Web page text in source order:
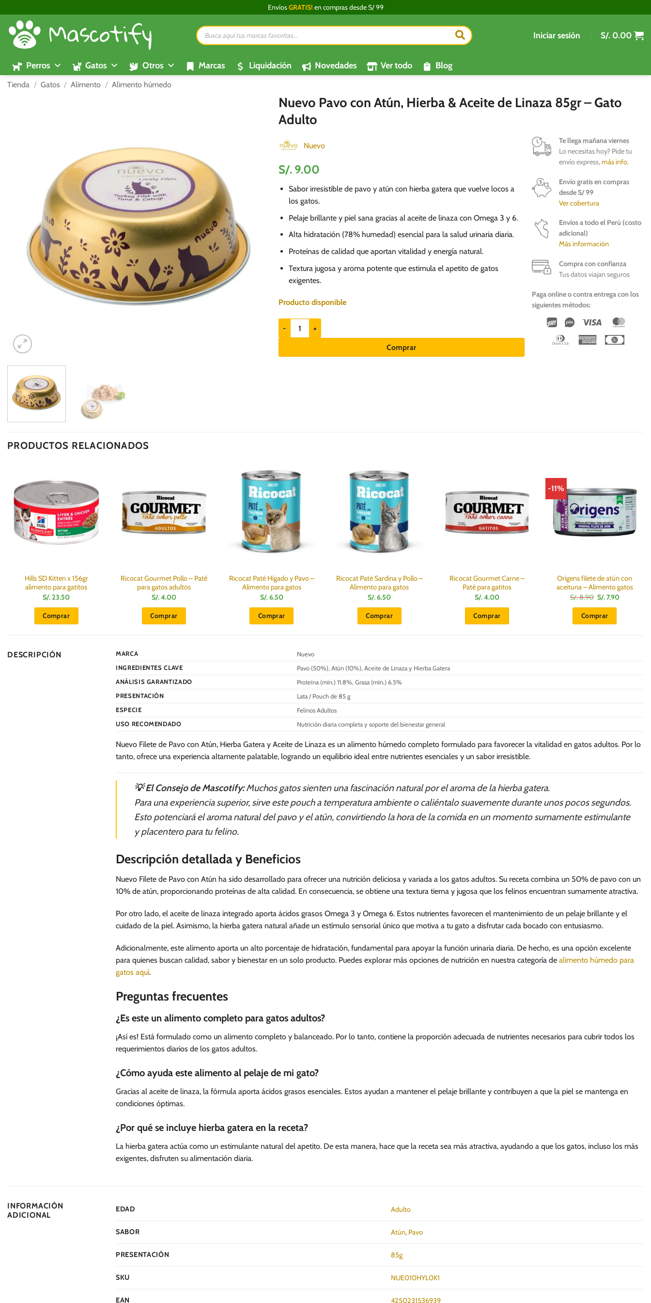
al
contenido
EnvíosGRATIS! en compras desde S/ 99
Búsqueda
de
productos
Iniciar sesión S/. 0.00
Perros Gatos Otros Marcas Liquidación Novedades Ver todo Blog
Tienda / Gatos / Alimento / Alimento húmedo
Nuevo Pavo con Atún, Hierba & Aceite de Linaza 85gr – Gato
Adulto
Nuevo
S/. 9.00
Sabor irresistible de pavo y atún con hierba gatera que vuelve locos a
los gatos.
Pelaje brillante y piel sana gracias al aceite de linaza con Omega 3 y 6.
Alta hidratación (78% humedad) esencial para la salud urinaria diaria.
Proteínas de calidad que aportan vitalidad y energía natural.
Textura jugosa y aroma potente que estimula el apetito de gatos
exigentes.
Producto disponible
Nuevo Pavo con Atún, Hierba & Aceite de Linaza 85gr - Gato Adulto cantidad
Comprar
Te llega mañana viernes
Lo necesitas hoy? Pide tu
envío express,más info.
Envío gratis en compras
desde S/ 99
Ver cobertura
Envíos a todo el Perú (costo
adicional)
Más información
Compra con confianza
Tus datos viajan seguros
Paga online o contra entrega con los
siguientes métodos:
Wirecard
Vipps Visa
Dinners
American
PRODUCTOS RELACIONADOS
Hills SD Kitten x 156gr
alimento para gatitos
S/.23.50
Comprar
Ricocat Gourmet Pollo – Paté
para gatos adultos
S/.4.00
Comprar
Ricocat Paté Hígado y Pavo –
Alimento para gatos
S/.6.50
Comprar
Ricocat Paté Sardina y Pollo –
Alimento para gatos
S/.6.50
Comprar
Ricocat Gourmet Carne –
Paté para gatitos
S/.4.00
Comprar
-11%
Origens filete de atún con
aceituna – Alimento gatos
S/.8.90 El
precio
original
era:
S/.
S/.7.90El
Comprar
DESCRIPCIÓN MARCA
Nuevo
INGREDIENTES CLAVE
Pavo (50%), Atún (10%), Aceite de Linaza y Hierba Gatera
ANÁLISIS GARANTIZADO
Proteína (mín.) 11.8%, Grasa (mín.) 6.5%
PRESENTACIÓN
Lata / Pouch de 85 g
ESPECIE
Felinos Adultos
USO RECOMENDADO
Nutrición diaria completa y soporte del bienestar general
Nuevo Filete de Pavo con Atún, Hierba Gatera y Aceite de Linaza es un alimento húmedo completo formulado para favorecer la vitalidad en gatos adultos. Por lo
tanto, ofrece una experiencia altamente palatable, logrando un equilibrio ideal entre nutrientes esenciales y un sabor irresistible.
💡 El Consejo de Mascotify:Muchos gatos sienten una fascinación natural por el aroma de la hierba gatera.
Para una experiencia superior, sirve este pouch a temperatura ambiente o caliéntalo suavemente durante unos pocos segundos.
Esto potenciará el aroma natural del pavo y el atún, convirtiendo la hora de la comida en un momento sumamente estimulante
y placentero para tu felino.
Descripción detallada y Beneficios
Nuevo Filete de Pavo con Atún ha sido desarrollado para ofrecer una nutrición deliciosa y variada a los gatos adultos. Su receta combina un 50% de pavo con un
10% de atún, proporcionando proteínas de alta calidad. En consecuencia, se obtiene una textura tierna y jugosa que los felinos encuentran sumamente atractiva.
Por otro lado, el aceite de linaza integrado aporta ácidos grasos Omega 3 y Omega 6. Estos nutrientes favorecen el mantenimiento de un pelaje brillante y el
cuidado de la piel. Asimismo, la hierba gatera natural añade un estímulo sensorial único que motiva a tu gato a disfrutar cada bocado con entusiasmo.
Adicionalmente, este alimento aporta un alto porcentaje de hidratación, fundamental para apoyar la función urinaria diaria. De hecho, es una opción excelente
para quienes buscan calidad, sabor y bienestar en un solo producto. Puedes explorar más opciones de nutrición en nuestra categoría de alimento húmedo para
gatos aquí.
Preguntas frecuentes
¿Es este un alimento completo para gatos adultos?
¡Así es! Está formulado como un alimento completo y balanceado. Por lo tanto, contiene la proporción adecuada de nutrientes necesarios para cubrir todos los
requerimientos diarios de los gatos adultos.
¿Cómo ayuda este alimento al pelaje de mi gato?
Gracias al aceite de linaza, la fórmula aporta ácidos grasos esenciales. Estos ayudan a mantener el pelaje brillante y contribuyen a que la piel se mantenga en
condiciones óptimas.
¿Por qué se incluye hierba gatera en la receta?
La hierba gatera actúa como un estimulante natural del apetito. De esta manera, hace que la receta sea más atractiva, ayudando a que los gatos, incluso los más
exigentes, disfruten su alimentación diaria.
INFORMACIÓN
ADICIONAL
EDAD Adulto
SABOR Atún, Pavo
PRESENTACIÓN 85g
SKU NUE010HYL0K1
EAN 4250231536939